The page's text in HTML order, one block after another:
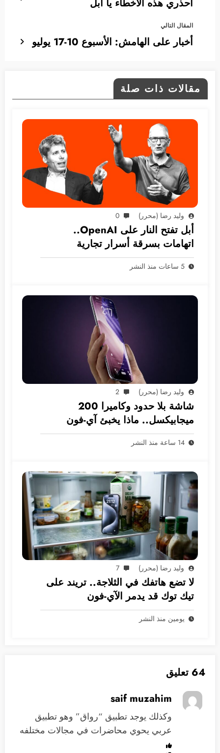
احذري هذه الأخطاء يا أبل
المقال التالي
أخبار على الهامش: الأسبوع 10-17 يوليو
مقالات ذات صلة
وليد رضا (محرر) 0
أبل تفتح النار على OpenAI..
اتهامات بسرقة أسرار تجارية
5 ساعات منذ النشر
وليد رضا (محرر) 2
شاشة بلا حدود وكاميرا 200
ميجابيكسل.. ماذا يخبئ آي-فون
2028؟
14 ساعة منذ النشر
وليد رضا (محرر) 7
لا تضع هاتفك في الثلاجة.. تريند على
تيك توك قد يدمر الآي-فون
يومين منذ النشر
64 تعليق
saif muzahim
وكذلك يوجد تطبيق “رواق” وهو تطبيق
عربي يحوي محاضرات في مجالات مختلفه